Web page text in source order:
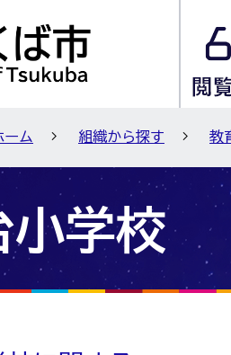
ーム 組織から探す 教
小学校